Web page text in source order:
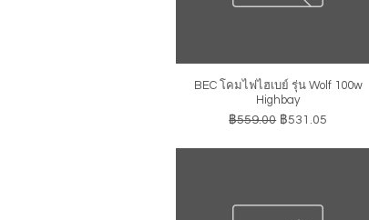
ดูข้อมูลด่วน
BEC โคมไฟไฮเบย์ รุ่น Wolf 100w
Highbay
ราคาปกติ
฿559.00 ราคาขายลด
฿531.05